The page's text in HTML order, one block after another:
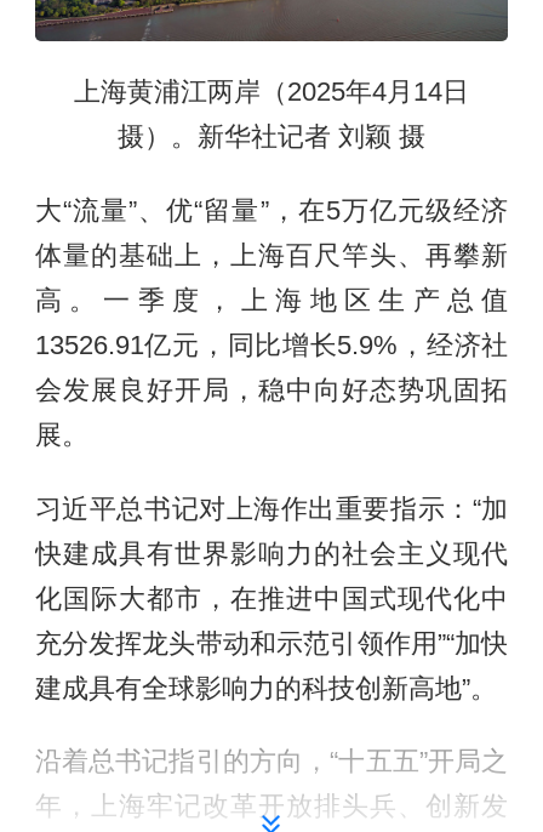
上海黄浦江两岸（2025年4月14日
摄）。新华社记者 刘颖 摄
大“流量”、优“留量”，在5万亿元级经济
体量的基础上，上海百尺竿头、再攀新
高。一季度，上海地区生产总值
13526.91亿元，同比增长5.9%，经济社
会发展良好开局，稳中向好态势巩固拓
展。
习近平总书记对上海作出重要指示：“加
快建成具有世界影响力的社会主义现代
化国际大都市，在推进中国式现代化中
充分发挥龙头带动和示范引领作用”“加快
建成具有全球影响力的科技创新高地”。
沿着总书记指引的方向，“十五五”开局之
年，上海牢记改革开放排头兵、创新发